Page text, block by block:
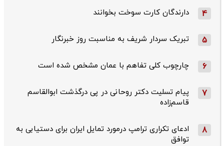
4 دارندگان کارت سوخت بخوانند
5 تبریک سردار شریف به مناسبت روز خبرنگار
6 چارچوب کلی تفاهم با عمان مشخص شده است
7
پیام تسلیت دکتر روحانی در پی درگذشت ابوالقاسم
قاسم‌زاده
8
ادعای تکراری ترامپ درمورد تمایل ایران برای دستیابی به
توافق